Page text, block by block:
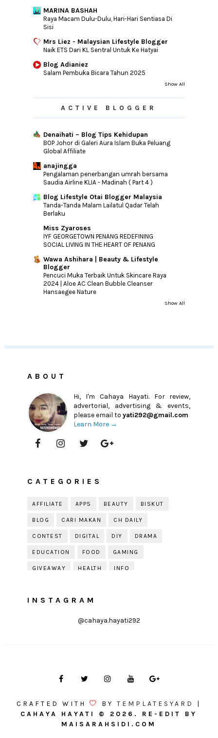
MARINA BASHAH
Raya Macam Dulu-Dulu, Hari-Hari Sentiasa Di
Sisi
Mrs Liez - Malaysian Lifestyle Blogger
Naik ETS Dari KL Sentral Untuk Ke Hatyai
Blog Adianiez
Salam Pembuka Bicara Tahun 2025
Show All
ACTIVE BLOGGER
Denaihati – Blog Tips Kehidupan
BOP Johor di Galeri Aura Islam Buka Peluang
Global Affiliate
anajingga
Pengalaman penerbangan umrah bersama
Saudia Airline KLIA - Madinah ( Part 4 )
Blog Lifestyle Otai Blogger Malaysia
Tanda-Tanda Malam Lailatul Qadar Telah
Berlaku
Miss Zyaroses
IYF GEORGETOWN PENANG REDEFINING
SOCIAL LIVING IN THE HEART OF PENANG
Wawa Ashihara | Beauty & Lifestyle
Blogger
Pencuci Muka Terbaik Untuk Skincare Raya
2024 | Aloe AC Clean Bubble Cleanser
Hansaegee Nature
Show All
ABOUT
Hi, I'm Cahaya Hayati. For review,
advertorial, advertising & events,
please email toyati292@gmail.com
Learn More →
CATEGORIES
AFFILIATE APPS BEAUTY BISKUT
BLOG CARI MAKAN CH DAILY
CONTEST DIGITAL DIY DRAMA
EDUCATION FOOD GAMING
GIVEAWAY HEALTH INFO
KISAH KEHIDUPAN
LELAKI
PRODUCT REVIEW PUDING QOUTE
REVIEW SOLEHAH TIPS
INSTAGRAM
@cahaya.hayati292
CRAFTED WITH BYTEMPLATESYARD
|
CAHAYA HAYATI © 2026. RE-EDIT BY
MAISARAHSIDI.COM